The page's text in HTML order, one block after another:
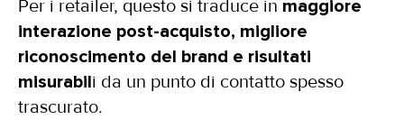
Per i retailer, questo si traduce in maggiore
interazione post-acquisto, migliore
riconoscimento del brand e risultati
misurabili da un punto di contatto spesso
trascurato.